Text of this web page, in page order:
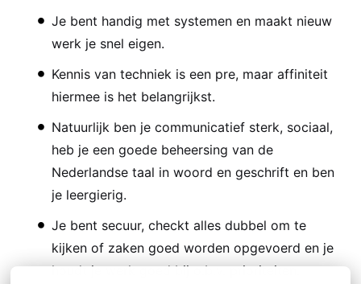
Je bent handig met systemen en maakt nieuw
werk je snel eigen.
Kennis van techniek is een pre, maar affiniteit
hiermee is het belangrijkst.
Natuurlijk ben je communicatief sterk, sociaal,
heb je een goede beheersing van de
Nederlandse taal in woord en geschrift en ben
je leergierig.
Je bent secuur, checkt alles dubbel om te
kijken of zaken goed worden opgevoerd en je
houdt je werk goed bij o.b.v. prioriteiten.